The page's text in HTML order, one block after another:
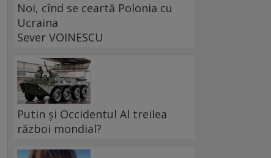
Noi, cînd se ceartă Polonia cu
Ucraina
Sever VOINESCU
Putin și Occidentul Al treilea
război mondial?